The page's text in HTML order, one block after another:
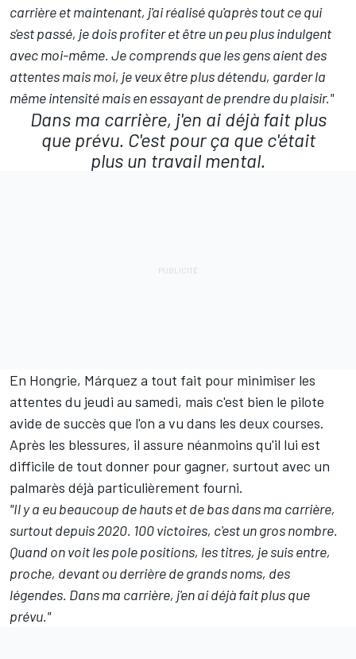
carrière et maintenant, j'ai réalisé qu'après tout ce qui
s'est passé, je dois profiter et être un peu plus indulgent
avec moi-même. Je comprends que les gens aient des
attentes mais moi, je veux être plus détendu, garder la
même intensité mais en essayant de prendre du plaisir."
Dans ma carrière, j'en ai déjà fait plus
que prévu. C'est pour ça que c'était
plus un travail mental.
En Hongrie, Márquez a tout fait pour minimiser les
attentes du jeudi au samedi, mais c'est bien le pilote
avide de succès que l'on a vu dans les deux courses.
Après les blessures, il assure néanmoins qu'il lui est
difficile de tout donner pour gagner, surtout avec un
palmarès déjà particulièrement fourni.
"Il y a eu beaucoup de hauts et de bas dans ma carrière,
surtout depuis 2020. 100 victoires, c'est un gros nombre.
Quand on voit les pole positions, les titres, je suis entre,
proche, devant ou derrière de grands noms, des
légendes. Dans ma carrière, j'en ai déjà fait plus que
prévu."